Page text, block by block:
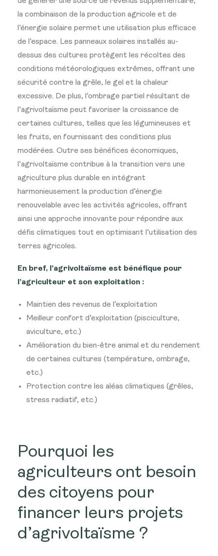
la combinaison de la production agricole et de
l’énergie solaire permet une utilisation plus efficace
de l’espace. Les panneaux solaires installés au-
dessus des cultures protègent les récoltes des
conditions météorologiques extrêmes, offrant une
sécurité contre la grêle, le gel et la chaleur
excessive. De plus, l’ombrage partiel résultant de
l’agrivoltaïsme peut favoriser la croissance de
certaines cultures, telles que les légumineuses et
les fruits, en fournissant des conditions plus
modérées. Outre ses bénéfices économiques,
l’agrivoltaïsme contribue à la transition vers une
agriculture plus durable en intégrant
harmonieusement la production d’énergie
renouvelable avec les activités agricoles, offrant
ainsi une approche innovante pour répondre aux
défis climatiques tout en optimisant l’utilisation des
terres agricoles.
En bref, l’agrivoltaïsme est bénéfique pour
l’agriculteur et son exploitation :
Maintien des revenus de l’exploitation
Meilleur confort d’exploitation (pisciculture,
aviculture, etc.)
Amélioration du bien-être animal et du rendement
de certaines cultures (température, ombrage,
etc.)
Protection contre les aléas climatiques (grêles,
stress radiatif, etc.)
Pourquoi les
agriculteurs ont besoin
des citoyens pour
financer leurs projets
d’agrivoltaïsme ?